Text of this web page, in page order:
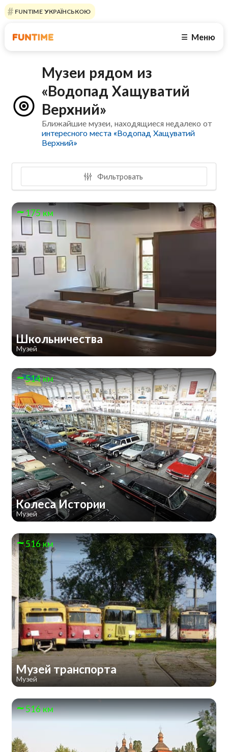
FUNTIME УКРАЇНСЬКОЮ
☰ Меню
Музеи рядом из
«Водопад Хащуватий
Верхний»
Ближайшие музеи, находящиеся недалеко от
интересного места «Водопад Хащуватий
Верхний»
Фильтровать
175 км
Школьничества
Музей
514 км
Колеса Истории
Музей
516 км
Музей транспорта
Музей
516 км